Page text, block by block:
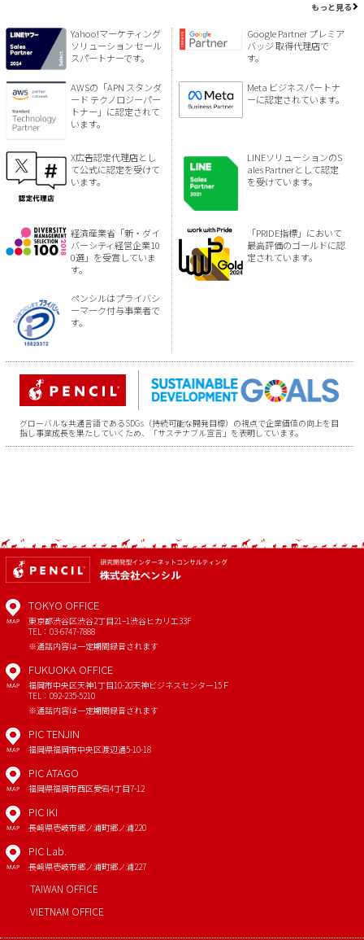
もっと見る
Yahoo!マーケティング
ソリューション セール
スパートナーです。
Google Partner プレミア
バッジ 取得代理店で
す。
AWSの「APN スタンダ
ード テクノロジーパー
トナー」に認定されて
います。
Meta ビジネスパートナ
ーに認定されています。
X広告認定代理店とし
て公式に認定を受けて
います。
LINEソリューションのS
ales Partnerとして認定
を受けています。
経済産業省「新・ダイ
バーシティ経営企業10
0選」を受賞していま
す。
「PRIDE指標」において
最高評価のゴールドに認
定されています。
ペンシルはプライバシ
ーマーク付与事業者で
す。
グローバルな共通言語であるSDGs（持続可能な開発目標）の視点で企業価値の向上を目
指し事業成長を果たしていくため、「サステナブル宣言」を表明しています。
MAP
TOKYO OFFICE
東京都渋谷区渋谷2丁目21−1渋谷ヒカリエ33F
TEL：03-6747-7888
※通話内容は一定期間録音されます
MAP
FUKUOKA OFFICE
福岡市中央区天神1丁目10-20天神ビジネスセンター15Ｆ
TEL：092-235-5210
※通話内容は一定期間録音されます
MAP
PIC TENJIN
福岡県福岡市中央区渡辺通5-10-18
MAP
PIC ATAGO
福岡県福岡市西区愛宕4丁目7-12
MAP
PIC IKI
長崎県壱岐市郷ノ浦町郷ノ浦220
MAP
PIC Lab.
長崎県壱岐市郷ノ浦町郷ノ浦227
TAIWAN OFFICE
VIETNAM OFFICE